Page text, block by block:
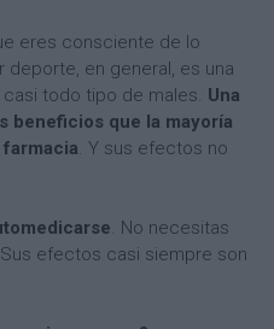
eres consciente de lo
en general, es una
todo tipo de males. Una
beneficios que la mayoría
. Y sus efectos no
. No necesitas
efectos casi siempre son